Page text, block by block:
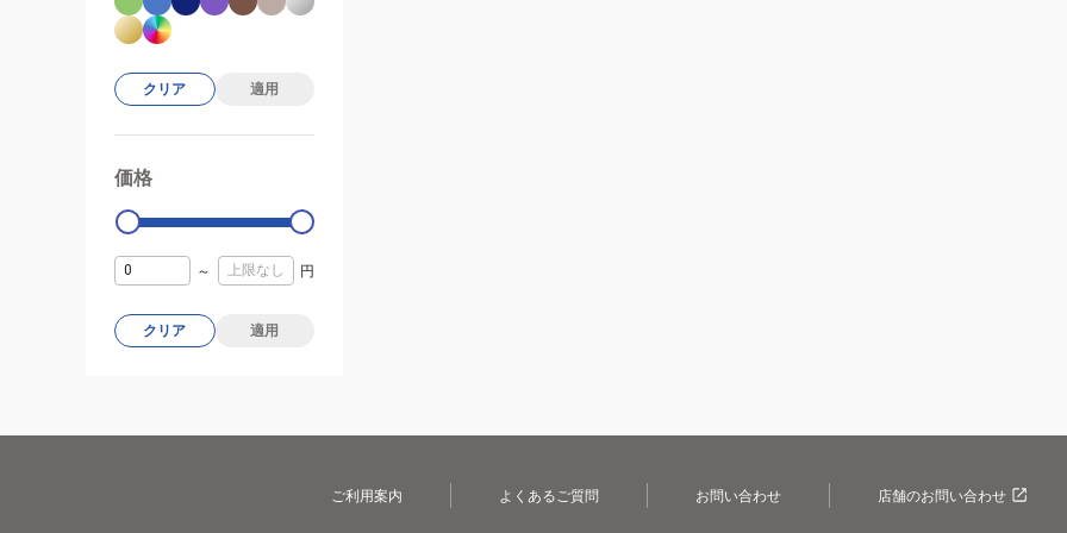
クリア 適用
価格
0
～ 円
クリア 適用
ご利用案内 よくあるご質問 お問い合わせ 店舗のお問い合わせ